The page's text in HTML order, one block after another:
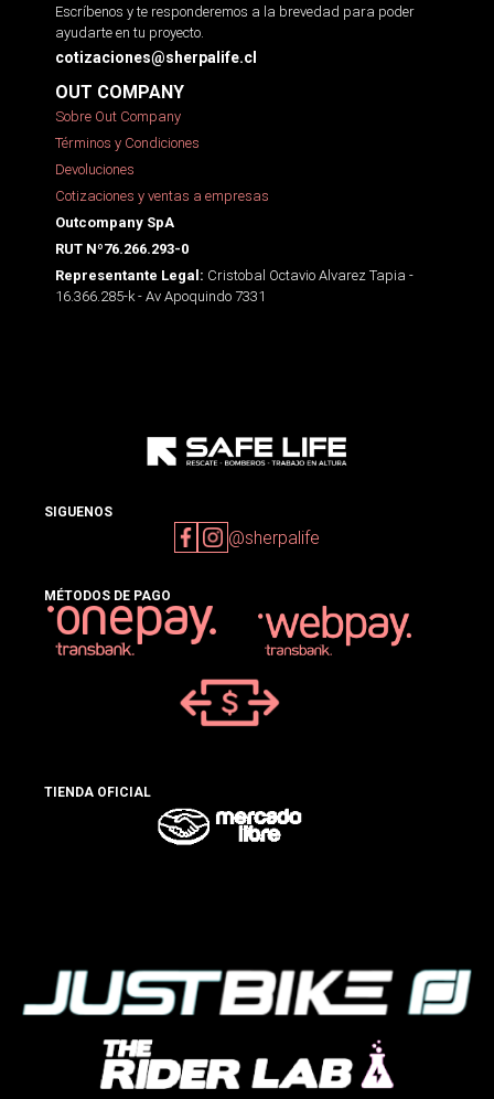
Escríbenos y te responderemos a la brevedad para poder
ayudarte en tu proyecto.
cotizaciones@sherpalife.cl
OUT COMPANY
Sobre Out Company
Términos y Condiciones
Devoluciones
Cotizaciones y ventas a empresas
Outcompany SpA
RUT Nº76.266.293-0
Representante Legal: Cristobal Octavio Alvarez Tapia -
16.366.285-k - Av Apoquindo 7331
SIGUENOS
@sherpalife
MÉTODOS DE PAGO
TIENDA OFICIAL